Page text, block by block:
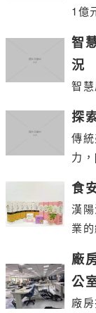
1億
智
況
智
探
傳
力
品
食
漢
業
有依
廠
公
廠